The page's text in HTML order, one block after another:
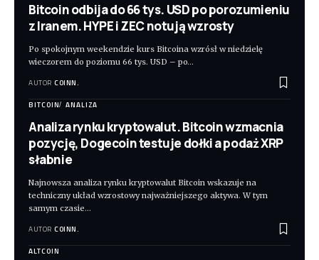
Bitcoin odbija do 66 tys. USD po porozumieniu
z Iranem. HYPE i ZEC notują wzrosty
Po spokojnym weekendzie kurs Bitcoina wzrósł w niedzielę
wieczorem do poziomu 66 tys. USD – po…
AUTOR COINN.
BITCOIN ANALIZA
Analiza rynku kryptowalut. Bitcoin wzmacnia
pozycję, Dogecoin testuje dołki a podaż XRP
słabnie
Najnowsza analiza rynku kryptowalut Bitcoin wskazuje na
techniczny układ wzrostowy najważniejszego aktywa. W tym
samym czasie…
AUTOR COINN.
ALTCOIN